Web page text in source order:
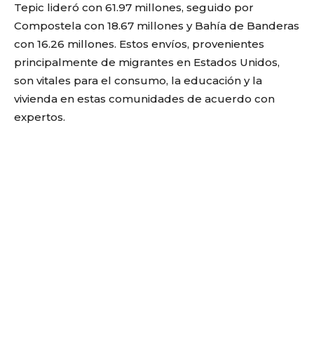
Tepic lideró con 61.97 millones, seguido por
Compostela con 18.67 millones y Bahía de Banderas
con 16.26 millones. Estos envíos, provenientes
principalmente de migrantes en Estados Unidos,
son vitales para el consumo, la educación y la
vivienda en estas comunidades de acuerdo con
expertos.